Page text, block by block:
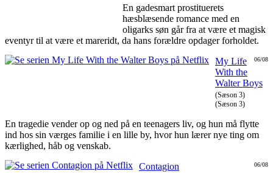
En gadesmart prostituerets
hæsblæsende romance med en
oligarks søn går fra at være et magisk
eventyr til at være et mareridt, da hans forældre opdager forholdet.
06/08
My Life
With the
Walter Boys
(Sæson 3)
(Sæson 3)
En tragedie vender op og ned på en teenagers liv, og hun må flytte
ind hos sin værges familie i en lille by, hvor hun lærer nye ting om
kærlighed, håb og venskab.
06/08
Contagion